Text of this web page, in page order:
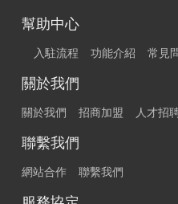
幫助中心
入駐流程 功能介紹 常見
關於我們
關於我們 招商加盟 人才招
聯繫我們
網站合作 聯繫我們